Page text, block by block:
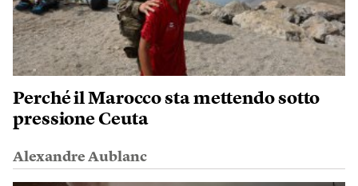
Perché il Marocco sta mettendo sotto
pressione Ceuta
Alexandre Aublanc